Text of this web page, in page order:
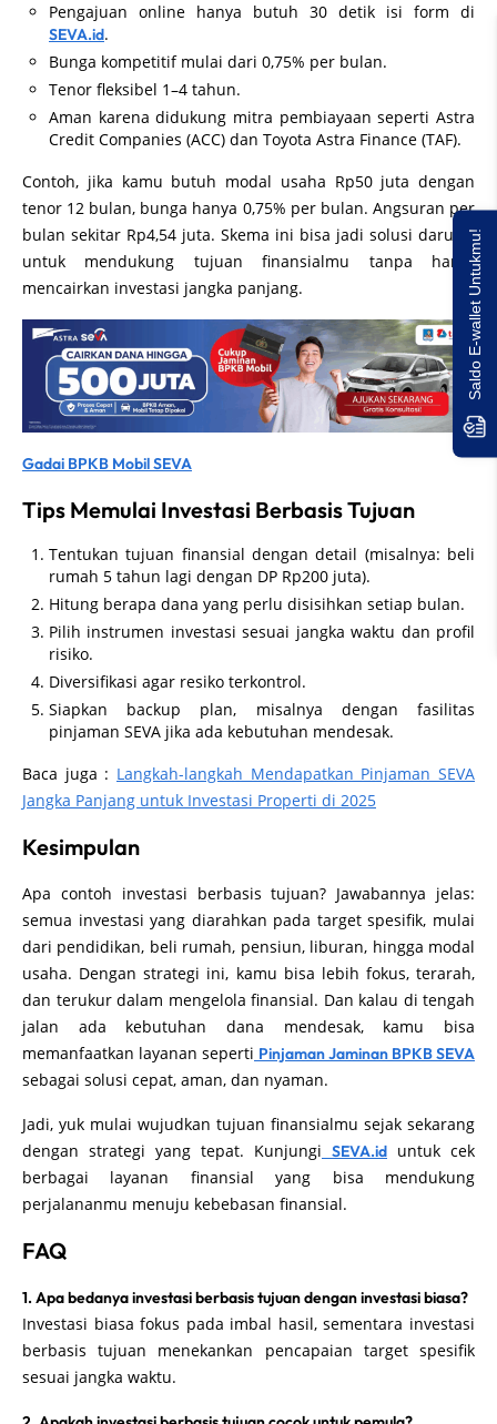
Pengajuan online hanya butuh 30 detik isi form di
SEVA.id.
Bunga kompetitif mulai dari 0,75% per bulan.
Tenor fleksibel 1–4 tahun.
Aman karena didukung mitra pembiayaan seperti Astra
Credit Companies (ACC) dan Toyota Astra Finance (TAF).
Contoh, jika kamu butuh modal usaha Rp50 juta dengan
tenor 12 bulan, bunga hanya 0,75% per bulan. Angsuran per
bulan sekitar Rp4,54 juta. Skema ini bisa jadi solusi darurat
untuk mendukung tujuan finansialmu tanpa harus
mencairkan investasi jangka panjang.
Gadai BPKB Mobil SEVA
Tips Memulai Investasi Berbasis Tujuan
Tentukan tujuan finansial dengan detail (misalnya: beli
rumah 5 tahun lagi dengan DP Rp200 juta).
Hitung berapa dana yang perlu disisihkan setiap bulan.
Pilih instrumen investasi sesuai jangka waktu dan profil
risiko.
Diversifikasi agar resiko terkontrol.
Siapkan backup plan, misalnya dengan fasilitas
pinjaman SEVA jika ada kebutuhan mendesak.
Baca juga : Langkah-langkah Mendapatkan Pinjaman SEVA
Jangka Panjang untuk Investasi Properti di 2025
Kesimpulan
Apa contoh investasi berbasis tujuan? Jawabannya jelas:
semua investasi yang diarahkan pada target spesifik, mulai
dari pendidikan, beli rumah, pensiun, liburan, hingga modal
usaha. Dengan strategi ini, kamu bisa lebih fokus, terarah,
dan terukur dalam mengelola finansial. Dan kalau di tengah
jalan ada kebutuhan dana mendesak, kamu bisa
memanfaatkan layanan seperti Pinjaman Jaminan BPKB SEVA
sebagai solusi cepat, aman, dan nyaman.
Jadi, yuk mulai wujudkan tujuan finansialmu sejak sekarang
dengan strategi yang tepat. Kunjungi SEVA.id untuk cek
berbagai layanan finansial yang bisa mendukung
perjalananmu menuju kebebasan finansial.
FAQ
1. Apa bedanya investasi berbasis tujuan dengan investasi biasa?
Investasi biasa fokus pada imbal hasil, sementara investasi
berbasis tujuan menekankan pencapaian target spesifik
sesuai jangka waktu.
Saldo E-wallet Untukmu!